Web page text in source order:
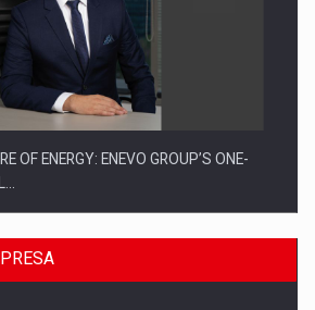
OF ENERGY: ENEVO GROUP’S ONE-